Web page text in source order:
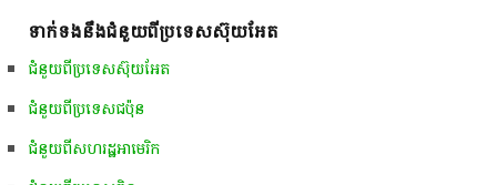
ទាក់ទងនឹង​ជំនួយ​ពី​ប្រទេស​ស៊ុ​យ​អែ​ត
ជំនួយពីប្រទេសស៊ុយអែត
ជំនួយពីប្រទេសជប៉ុន
ជំនួយពីសហរដ្ឋអាមេរិក